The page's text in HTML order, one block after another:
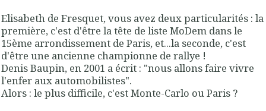
Elisabeth de Fresquet, vous avez deux particularités : la
première, c'est d'être la tête de liste MoDem dans le
15ème arrondissement de Paris, et...la seconde, c'est
d'être une ancienne championne de rallye !
Denis Baupin, en 2001 a écrit : "nous allons faire vivre
l'enfer aux automobilistes".
Alors : le plus difficile, c'est Monte-Carlo ou Paris ?